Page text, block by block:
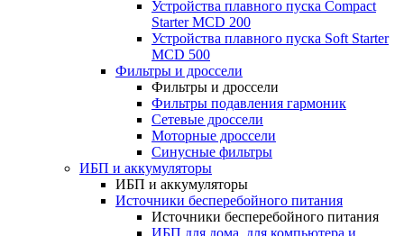
Устройства плавного пуска Compact
Starter MCD 200
Устройства плавного пуска Soft Starter
MCD 500
Фильтры и дроссели
Фильтры и дроссели
Фильтры подавления гармоник
Сетевые дроссели
Моторные дроссели
Синусные фильтры
ИБП и аккумуляторы
ИБП и аккумуляторы
Источники бесперебойного питания
Источники бесперебойного питания
ИБП для дома, для компьютера и